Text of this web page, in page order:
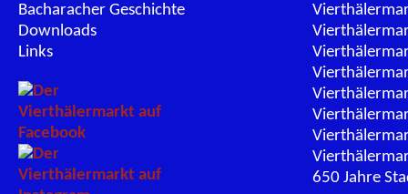
Bacharacher Geschichte
Downloads
Links
650 Jahre